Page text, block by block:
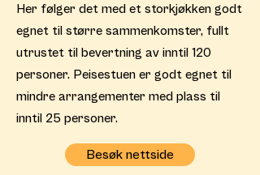
Her følger det med et storkjøkken godt
egnet til større sammenkomster, fullt
utrustet til bevertning av inntil 120
personer. Peisestuen er godt egnet til
mindre arrangementer med plass til
inntil 25 personer.
Besøk nettside